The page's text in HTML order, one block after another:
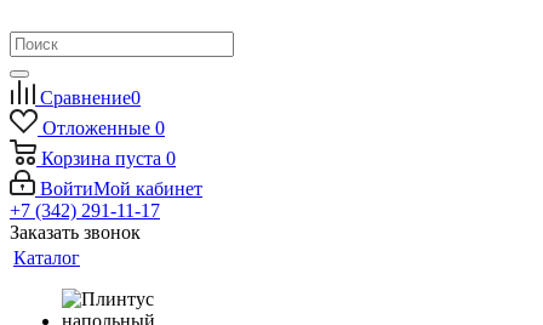
Сравнение0
Отложенные 0
Корзина пуста 0
ВойтиМой кабинет
+7 (342) 291-11-17
Заказать звонок
Каталог